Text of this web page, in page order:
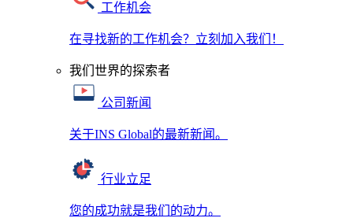
工作机会
在寻找新的工作机会？立刻加入我们！
我们世界的探索者
公司新闻
关于INS Global的最新新闻。
行业立足
您的成功就是我们的动力。